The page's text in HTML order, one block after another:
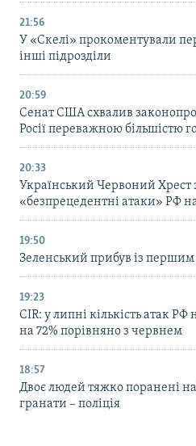
21:56
У «Скелі» прокоментували
інші підрозділи
20:59
Cенат США схвалив
Росії переважною більшістю
20:33
Український Червоний Хрест
«безпрецедентні атаки» РФ на
19:50
Зеленський прибув із першим
19:23
CIR: у липні кількість атак РФ
на 72% порівняно з червнем
18:57
Двоє людей тяжко поранені
гранати – поліція